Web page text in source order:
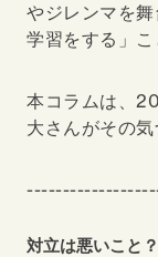
やジレンマを
学習をする」こ
本コラムは、
大 さんがその
対立は悪いこと？